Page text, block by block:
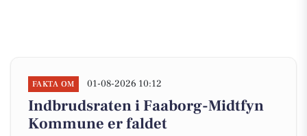
FAKTA OM 01-08-2026 10:12
Indbrudsraten i Faaborg-Midtfyn
Kommune er faldet